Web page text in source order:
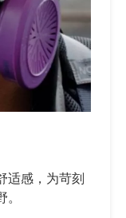
适感，为苛刻